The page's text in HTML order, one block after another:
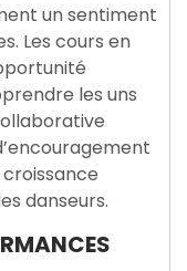
un sentiment
Les cours en
les uns
danseurs.